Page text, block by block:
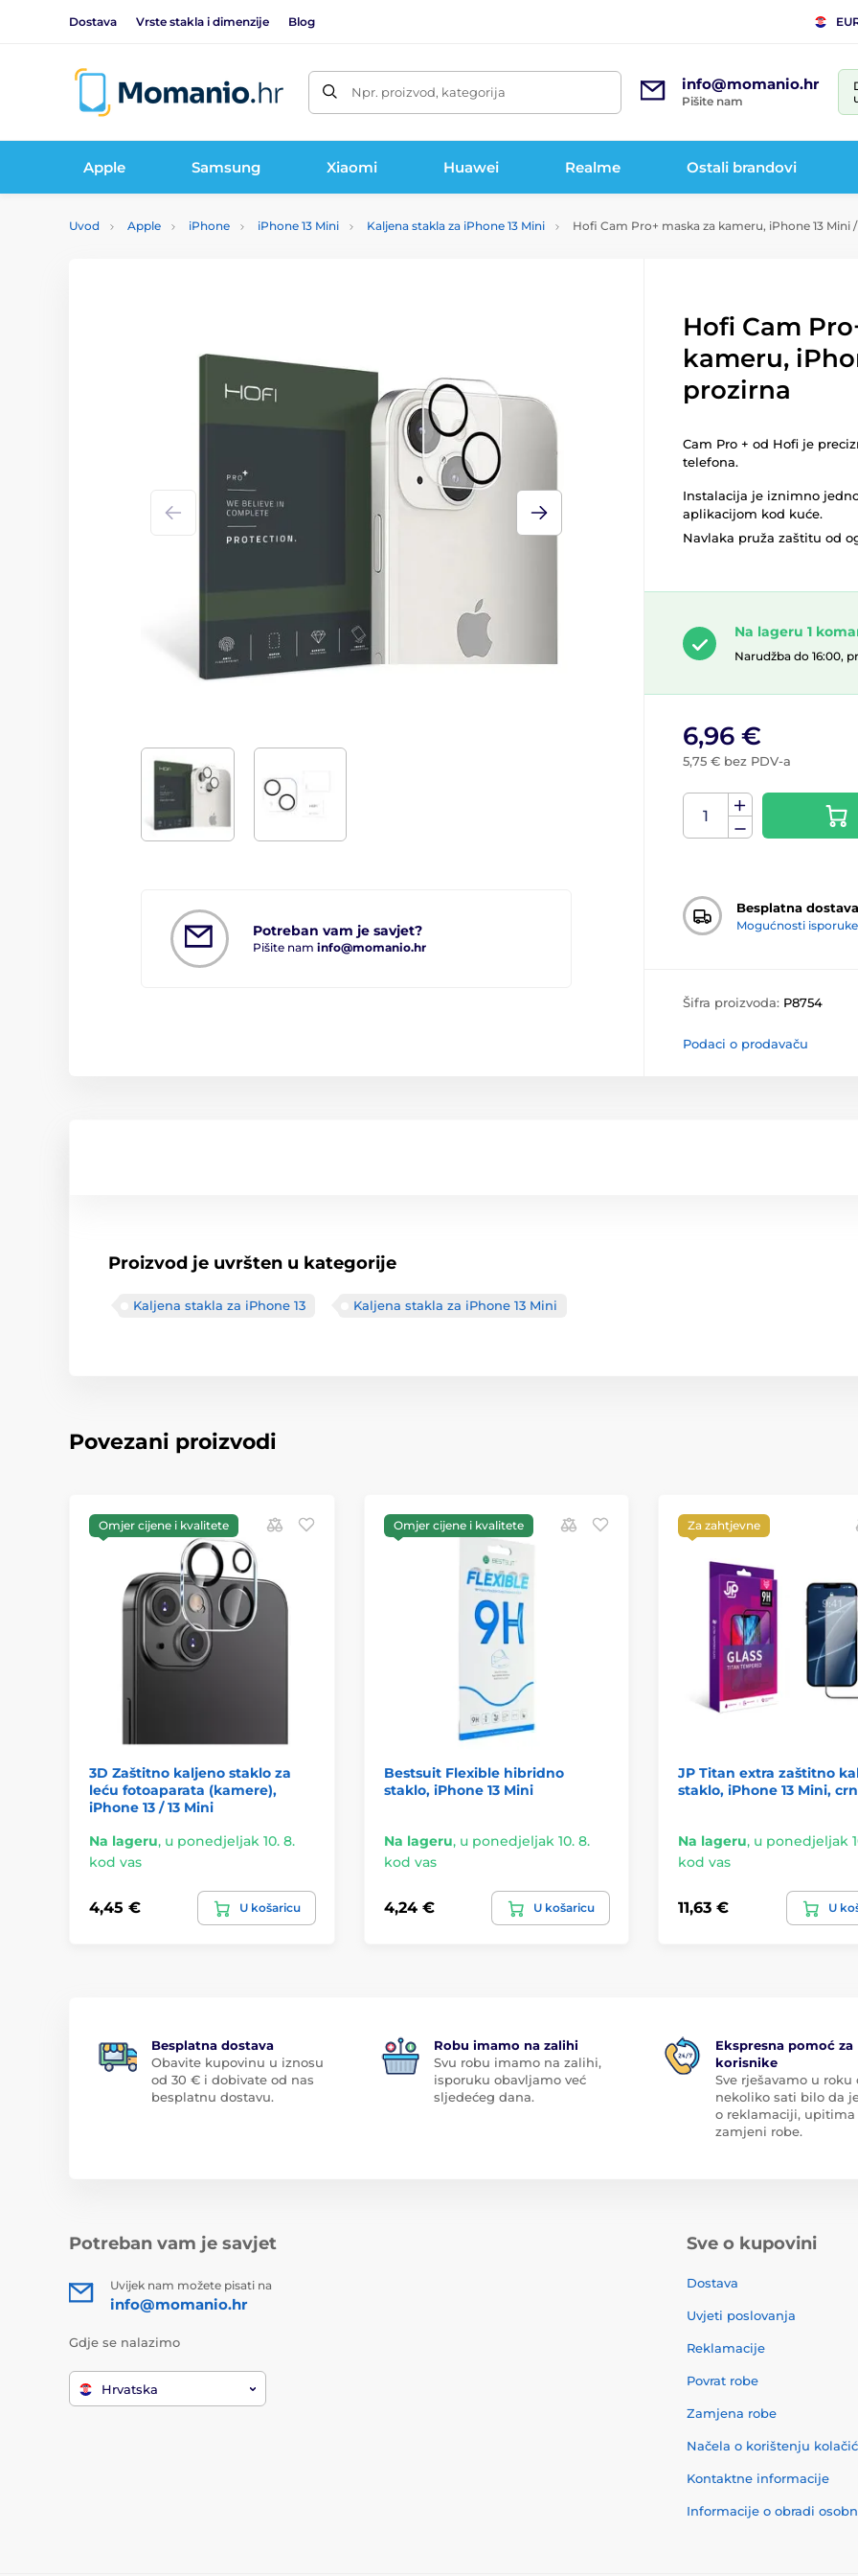
Dostava Vrste stakla i dimenzije Blog
Npr. proizvod, kategorija info@momanio.hr
Pišite nam
Apple Samsung Xiaomi Huawei Realme Ostali brandovi
Uvod Apple iPhone iPhone 13 Mini Kaljena stakla za iPhone 13 Mini Hofi Cam Pro+ maska za kameru, iPhone 13 Mini /
Potreban vam je savjet?
Pišite nam info@momanio.hr
Hofi Cam
kameru,
prozirna
Cam Pro + od Hofi je
telefona.
Instalacija je iznimno
aplikacijom kod kuće.
Navlaka pruža zaštitu od
Na lageru 1
Narudžba do 16:00,
6,96 €
5,75 € bez PDV-a
Besplatna dostava
Mogućnosti isporuke
Šifra proizvoda: P8754
Podaci o prodavaču
Proizvod je uvršten u kategorije
Kaljena stakla za iPhone 13 Kaljena stakla za iPhone 13 Mini
Povezani proizvodi
Omjer cijene i kvalitete
3D Zaštitno kaljeno staklo za
leću fotoaparata (kamere),
iPhone 13 / 13 Mini
Na lageru, u ponedjeljak 10. 8.
kod vas
4,45 € U košaricu
Omjer cijene i kvalitete
Bestsuit Flexible hibridno
staklo, iPhone 13 Mini
Na lageru, u ponedjeljak 10. 8.
kod vas
4,24 € U košaricu
Za zahtjevne
JP Titan extra zaštitno
staklo, iPhone 13 Mini,
Na lageru, u ponedjeljak
kod vas
11,63 € U
Besplatna dostava
Obavite kupovinu u iznosu
od 30 € i dobivate od nas
besplatnu dostavu.
Robu imamo na zalihi
Svu robu imamo na zalihi,
isporuku obavljamo već
sljedećeg dana.
Ekspresna pomoć za
korisnike
Sve rješavamo u roku
nekoliko sati bilo da
o reklamaciji, upitima
zamjeni robe.
Potreban vam je savjet
Uvijek nam možete pisati na
info@momanio.hr
Gdje se nalazimo
Hrvatska
Sve o kupovini
Dostava
Uvjeti poslovanja
Reklamacije
Povrat robe
Zamjena robe
Načela o korištenju
Kontaktne informacije
Informacije o obradi